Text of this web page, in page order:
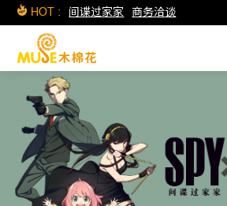
HOT : 间谍过家家 商务洽谈